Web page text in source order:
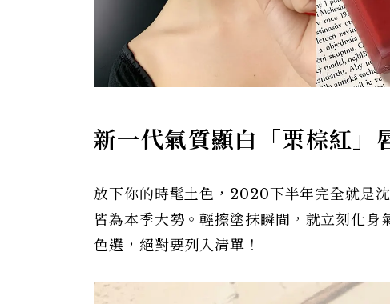
新一代氣質顯白「栗棕紅」
放下你的時髦土色，2020下半年完全就是
皆為本季大勢。輕擦塗抹瞬間，就立刻化
色選，絕對要列入清單！